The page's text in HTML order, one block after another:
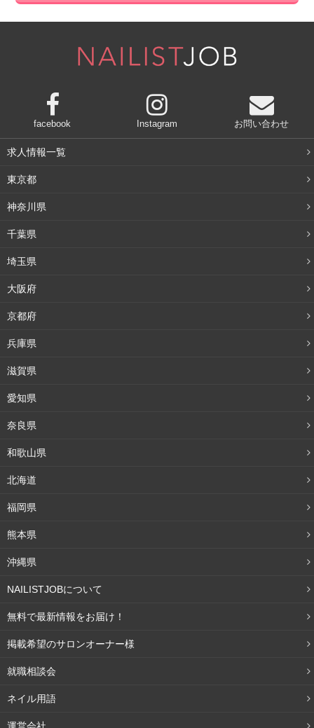
facebook Instagram お問い合わせ
求人情報一覧
東京都
神奈川県
千葉県
埼玉県
大阪府
京都府
兵庫県
滋賀県
愛知県
奈良県
和歌山県
北海道
福岡県
熊本県
沖縄県
NAILISTJOBについて
無料で最新情報をお届け！
掲載希望のサロンオーナー様
就職相談会
ネイル用語